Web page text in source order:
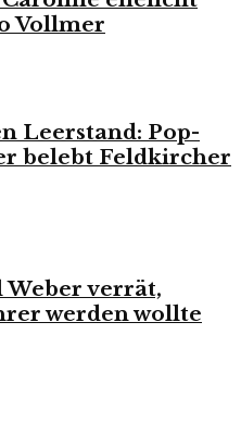
Vollmer
Leerstand: Pop-
belebt Feldkircher
verrät,
werden wollte